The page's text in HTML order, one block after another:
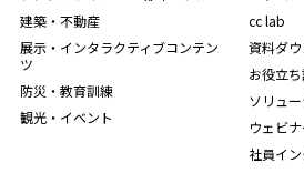
建築・不動産
展示・インタラクティブコンテン
ツ
防災・教育訓練
観光・イベント
cc lab
資料ダ
お役立
ソリュ
ウェビ
社員イ